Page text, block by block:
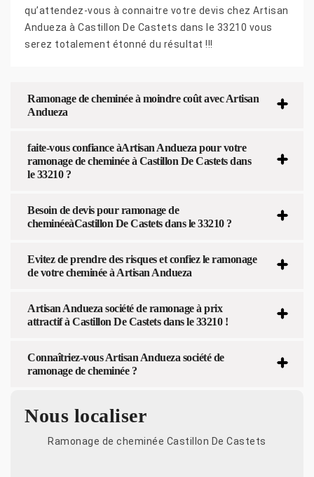
qu’attendez-vous à connaitre votre devis chez Artisan
Andueza à Castillon De Castets dans le 33210 vous
serez totalement étonné du résultat !!!
Ramonage de cheminée à moindre coût avec Artisan
Andueza
faite-vous confiance àArtisan Andueza pour votre
ramonage de cheminée à Castillon De Castets dans
le 33210 ?
Besoin de devis pour ramonage de
cheminéeàCastillon De Castets dans le 33210 ?
Evitez de prendre des risques et confiez le ramonage
de votre cheminée à Artisan Andueza
Artisan Andueza société de ramonage à prix
attractif à Castillon De Castets dans le 33210 !
Connaîtriez-vous Artisan Andueza société de
ramonage de cheminée ?
Nous localiser
Ramonage de cheminée Castillon De Castets